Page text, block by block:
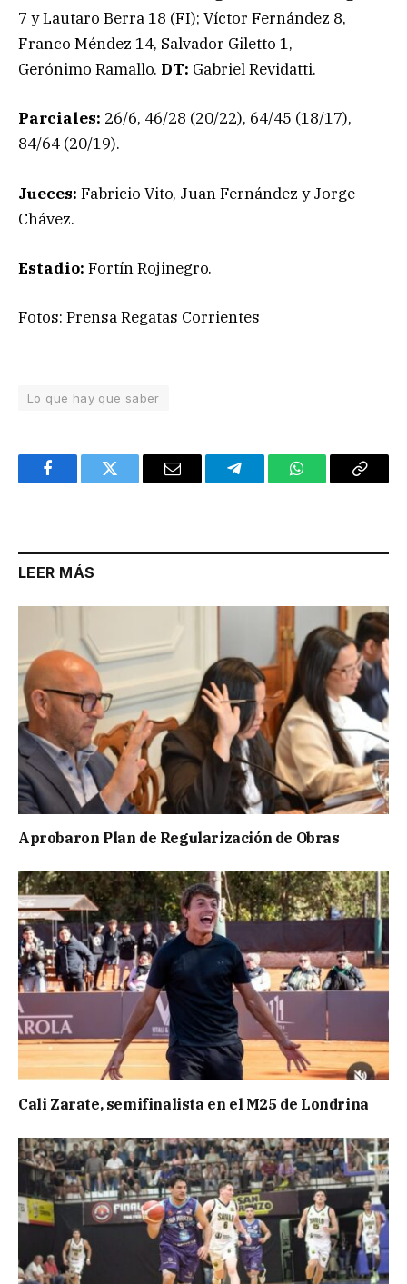
7 y Lautaro Berra 18 (FI); Víctor Fernández 8,
Franco Méndez 14, Salvador Giletto 1,
Gerónimo Ramallo. DT: Gabriel Revidatti.
Parciales: 26/6, 46/28 (20/22), 64/45 (18/17),
84/64 (20/19).
Jueces: Fabricio Vito, Juan Fernández y Jorge
Chávez.
Estadio: Fortín Rojinegro.
Fotos: Prensa Regatas Corrientes
Lo que hay que saber
FacebookTwitter Email TelegramWhatsAppCopy
LEER MÁS
Aprobaron Plan de Regularización de Obras
Cali Zarate, semifinalista en el M25 de Londrina